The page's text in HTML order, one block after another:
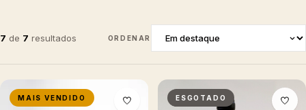
7 de 7 resultados ORDENAR
MAIS VENDIDO ESGOTADO